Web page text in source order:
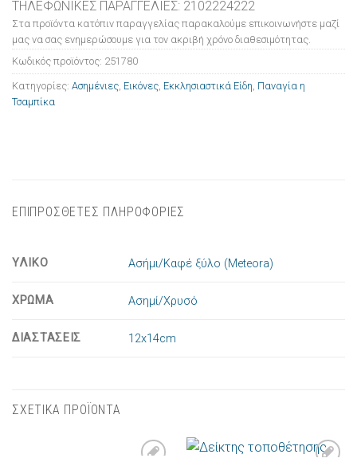
ΤΗΛΕΦΩΝΙΚΕΣ ΠΑΡΑΓΓΕΛΙΕΣ: 2102224222
Στα προϊόντα κατόπιν παραγγελίας παρακαλούμε επικοινωνήστε μαζί
μας να σας ενημερώσουμε για τον ακριβή χρόνο διαθεσιμότητας.
Κωδικός προϊόντος: 251780
Κατηγορίες: Ασημένιες Εικόνες Εκκλησιαστικά Είδη Παναγία η
Τσαμπίκα
ΕΠΙΠΡΟΣΘΕΤΕΣ ΠΛΗΡΟΦΟΡΙΕΣ
ΥΛΙΚΟ Ασήμι/Καφέ ξύλο (Meteora)
ΧΡΩΜΑ Ασημί/Χρυσό
ΔΙΑΣΤΑΣΕΙΣ 12x14cm
ΣΧΕΤΙΚΑ ΠΡΟΪΟΝΤΑ